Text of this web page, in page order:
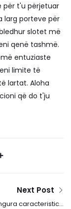
për t'u përjetuar
larg porteve për
slotet më
qenë tashmë.
entuziaste
limite të
lartat. Aloha
që do t'ju
Next Post
caracteristica